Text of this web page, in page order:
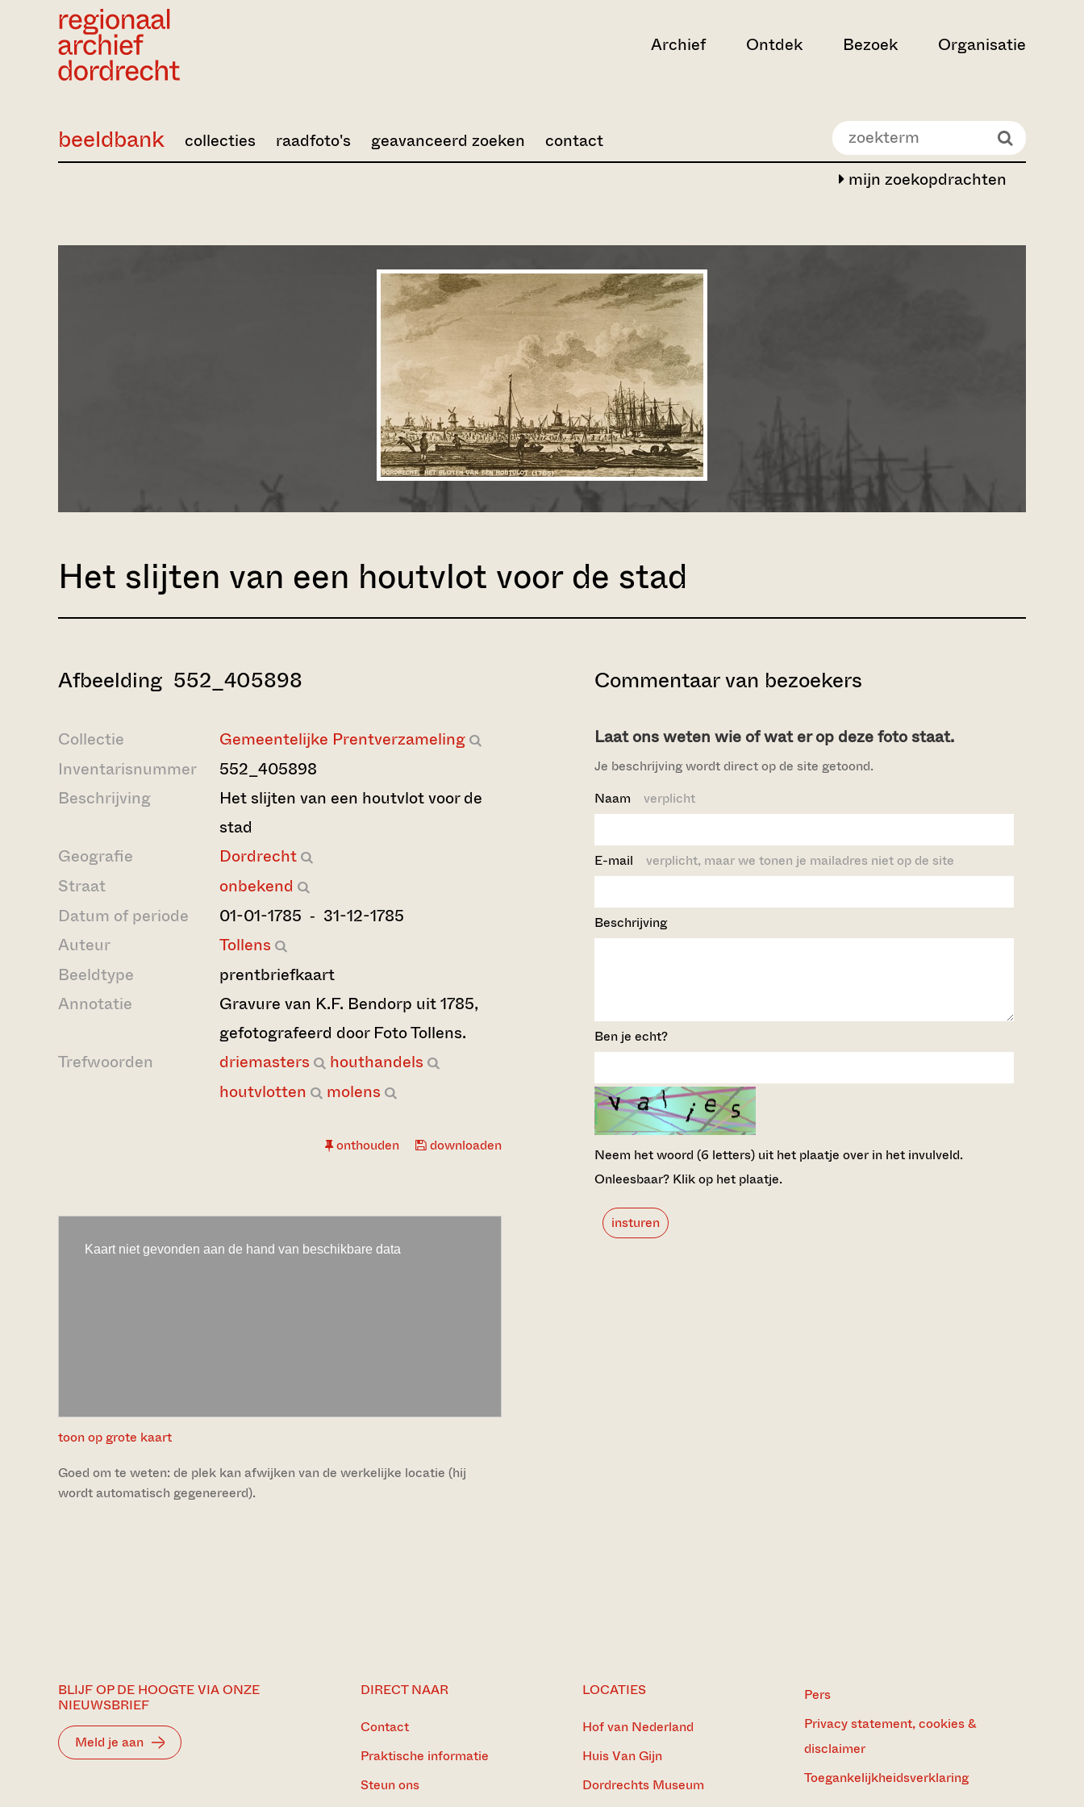
Archief Ontdek Bezoek Organisatie
mijn zoekopdrachten
beeldbank collecties raadfoto's geavanceerd zoeken contact
Het slijten van een houtvlot voor de stad
Afbeelding 552_405898
Collectie
Gemeentelijke Prentverzameling
Inventarisnummer
552_405898
Beschrijving
Het slijten van een houtvlot voor de
stad
Geografie
Dordrecht
Straat
onbekend
Datum of periode
01-01-1785 ‐ 31-12-1785
Auteur
Tollens
Beeldtype
prentbriefkaart
Annotatie
Gravure van K.F. Bendorp uit 1785,
gefotografeerd door Foto Tollens.
Trefwoorden
driemasters
houthandels
houtvlotten
molens
onthouden downloaden
toon op grote kaart
Goed om te weten: de plek kan afwijken van de werkelijke locatie (hij
wordt automatisch gegenereerd).
Commentaar van bezoekers
Laat ons weten wie of wat er op deze foto staat.
Je beschrijving wordt direct op de site getoond.
Naam verplicht
E-mail verplicht, maar we tonen je mailadres niet op de site
Beschrijving
Ben je echt?
Neem het woord (6 letters) uit het plaatje over in het invulveld.
Onleesbaar? Klik op het plaatje.
insturen
BLIJF OP DE HOOGTE VIA ONZE
NIEUWSBRIEF
Meld je aan
DIRECT NAAR
Contact
Praktische informatie
Steun ons
LOCATIES
Hof van Nederland
Huis Van Gijn
Dordrechts Museum
Pers
Privacy statement, cookies &
disclaimer
Toegankelijkheidsverklaring